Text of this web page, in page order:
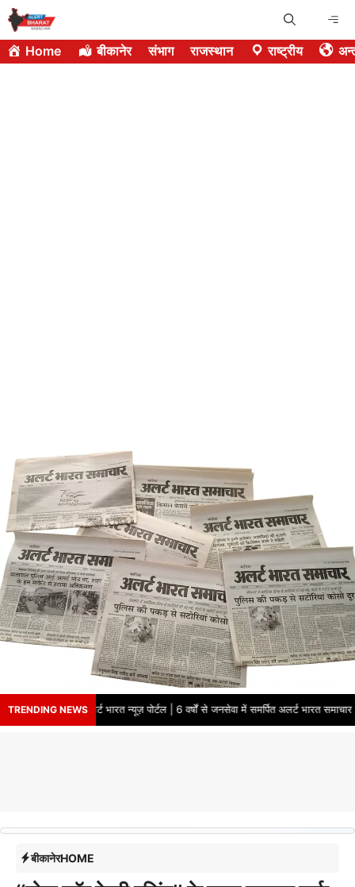
Skip
to
content
Home बीकानेर संभाग राजस्थान राष्ट्रीय
TRENDING NEWS
नाम – अलर्ट भारत न्यूज़ पोर्टल | 6 वर्षों से जनसेवा में समर्पित अलर्ट भारत समाचार पत्र |
बीकानेरHOME